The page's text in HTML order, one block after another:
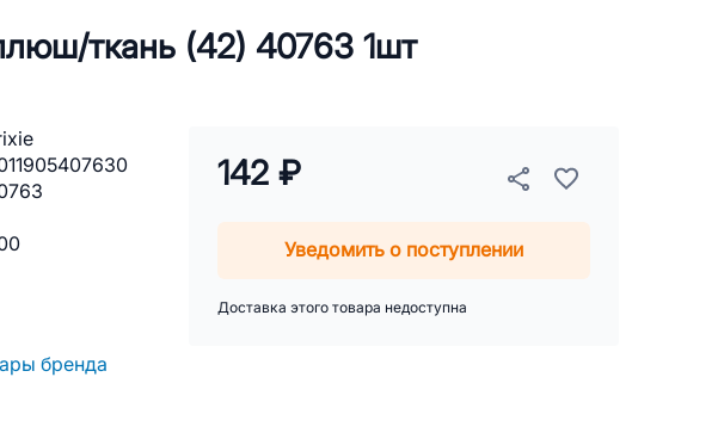
ткань (42) 40763 1шт
бренда
142 ₽
Уведомить о поступлении
Доставка этого товара недоступна